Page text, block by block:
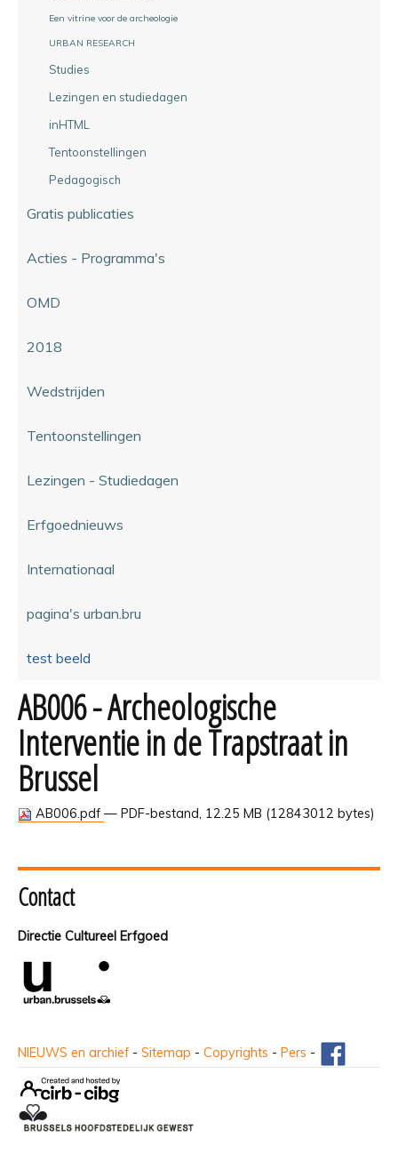
Een vitrine voor de archeologie
URBAN RESEARCH
Studies
Lezingen en studiedagen
inHTML
Tentoonstellingen
Pedagogisch
Gratis publicaties
Acties - Programma's
OMD
2018
Wedstrijden
Tentoonstellingen
Lezingen - Studiedagen
Erfgoednieuws
Internationaal
pagina's urban.bru
test beeld
AB006 - Archeologische
Interventie in de Trapstraat in
Brussel
AB006.pdf — PDF-bestand, 12.25 MB (12843012 bytes)
Contact
Directie Cultureel Erfgoed
NIEUWS en archief - Sitemap - Copyrights - Pers -